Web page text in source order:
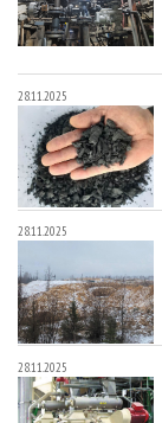
28.11.2025
28.11.2025
28.11.2025